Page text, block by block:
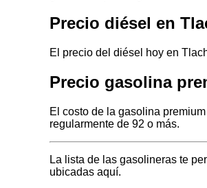
Precio diésel en
El precio del diésel hoy en
Precio gasolina
El costo de la gasolina
regularmente de 92 o más.
La lista de las gasolineras te
ubicadas aquí.